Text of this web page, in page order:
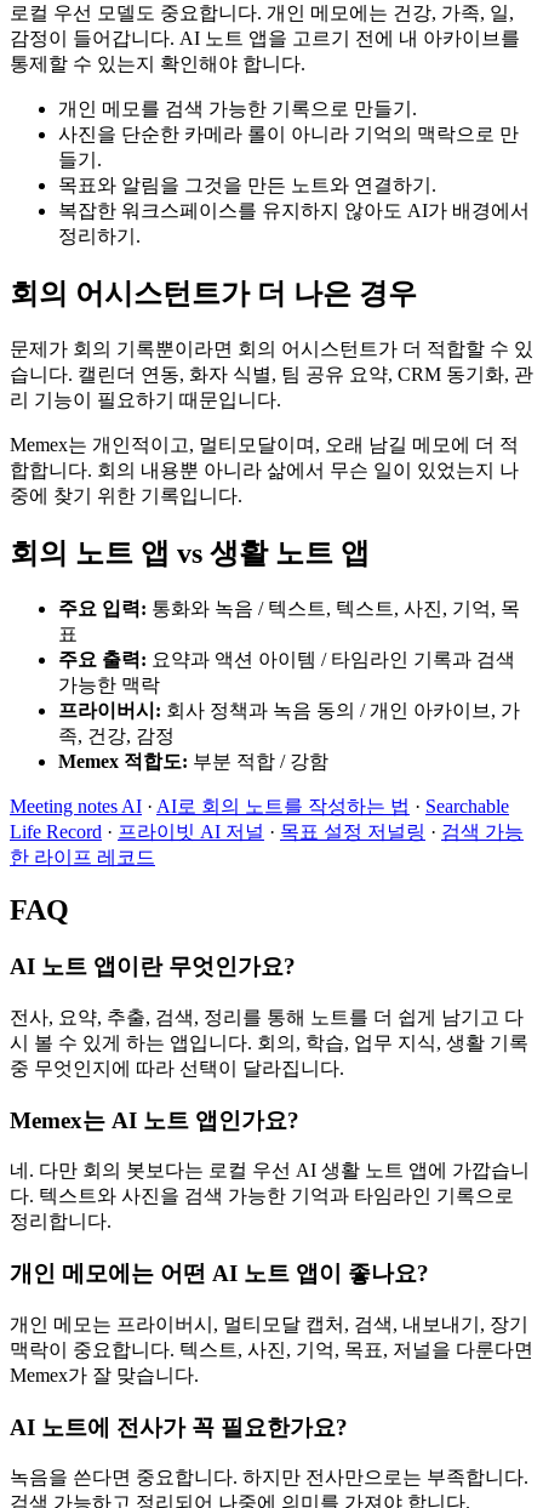
로컬 우선 모델도 중요합니다. 개인 메모에는 건강, 가족, 일,
감정이 들어갑니다. AI 노트 앱을 고르기 전에 내 아카이브를
통제할 수 있는지 확인해야 합니다.
개인 메모를 검색 가능한 기록으로 만들기.
사진을 단순한 카메라 롤이 아니라 기억의 맥락으로 만
들기.
목표와 알림을 그것을 만든 노트와 연결하기.
복잡한 워크스페이스를 유지하지 않아도 AI가 배경에서
정리하기.
회의 어시스턴트가 더 나은 경우
문제가 회의 기록뿐이라면 회의 어시스턴트가 더 적합할 수 있
습니다. 캘린더 연동, 화자 식별, 팀 공유 요약, CRM 동기화, 관
리 기능이 필요하기 때문입니다.
Memex는 개인적이고, 멀티모달이며, 오래 남길 메모에 더 적
합합니다. 회의 내용뿐 아니라 삶에서 무슨 일이 있었는지 나
중에 찾기 위한 기록입니다.
회의 노트 앱 vs 생활 노트 앱
주요 입력: 통화와 녹음 / 텍스트, 텍스트, 사진, 기억, 목
표
주요 출력: 요약과 액션 아이템 / 타임라인 기록과 검색
가능한 맥락
프라이버시 : 회사 정책과 녹음 동의 /개인 아카이브, 가
족, 건강, 감정
Memex 적합도: 부분 적합 / 강함
Meeting notes AI · AI로 회의 노트를 작성하는 법 · Searchable
Life Record · 프라이빗 AI 저널 · 목표 설정 저널링 · 검색 가능
한 라이프 레코드
FAQ
AI 노트 앱이란 무엇인가요?
전사, 요약, 추출, 검색, 정리를 통해 노트를 더 쉽게 남기고 다
시 볼 수 있게 하는 앱입니다. 회의, 학습, 업무 지식, 생활 기록
중 무엇인지에 따라 선택이 달라집니다.
Memex는 AI 노트 앱인가요?
네. 다만 회의 봇보다는 로컬 우선 AI 생활 노트 앱에 가깝습니
다. 텍스트와 사진을 검색 가능한 기억과 타임라인 기록으로
정리합니다.
개인 메모에는 어떤 AI 노트 앱이 좋나요?
개인 메모는 프라이버시, 멀티모달 캡처, 검색, 내보내기, 장기
맥락이 중요합니다. 텍스트, 사진, 기억, 목표, 저널을 다룬다면
Memex가 잘 맞습니다.
AI 노트에 전사가 꼭 필요한가요?
녹음을 쓴다면 중요합니다. 하지만 전사만으로는 부족합니다.
검색 가능하고 정리되어 나중에 의미를 가져야 합니다.